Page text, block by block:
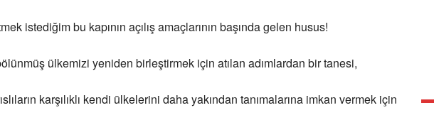
istediğim bu kapının açılış amaçlarının başında gelen husus!
ülkemizi yeniden birleştirmek için atılan adımlardan bir tanesi,
karşılıklı kendi ülkelerini daha yakından tanımalarına imkan vermek için